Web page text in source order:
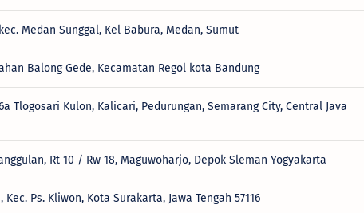
Medan Sunggal, Kel Babura, Medan, Sumut
Balong Gede, Kecamatan Regol kota Bandung
Tlogosari Kulon, Kalicari, Pedurungan, Semarang City, Central Java
Rt 10 / Rw 18, Maguwoharjo, Depok Sleman Yogyakarta
Ps. Kliwon, Kota Surakarta, Jawa Tengah 57116